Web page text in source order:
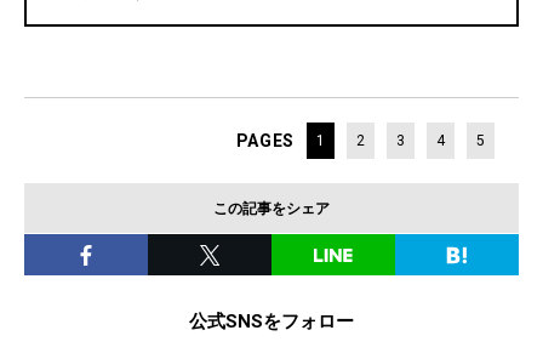
PAGES 1 2 3 4 5
この記事をシェア
公式SNSをフォロー